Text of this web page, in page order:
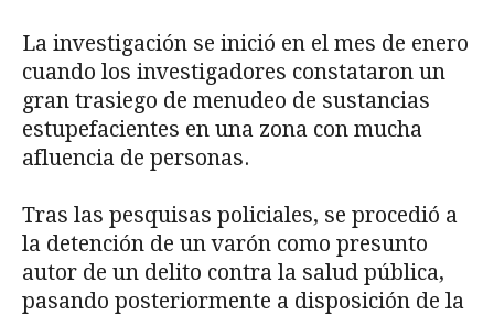
La investigación se inició en el mes de enero
cuando los investigadores constataron un
gran trasiego de menudeo de sustancias
estupefacientes en una zona con mucha
afluencia de personas.
Tras las pesquisas policiales, se procedió a
la detención de un varón como presunto
autor de un delito contra la salud pública,
pasando posteriormente a disposición de la